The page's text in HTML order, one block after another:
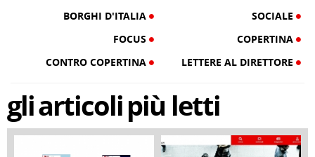
BORGHI D'ITALIA
SOCIALE
FOCUS
COPERTINA
CONTRO COPERTINA
LETTERE AL DIRETTORE
gliarticolipiù letti